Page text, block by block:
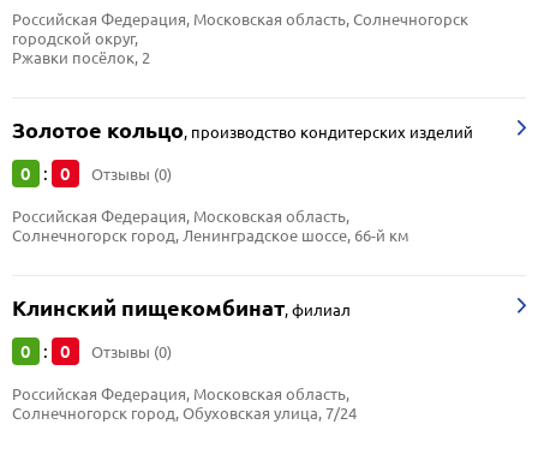
Российская Федерация, Московская область, Солнечногорск
городской округ,
Ржавки посёлок, 2
Золотое кольцо, производство кондитерских изделий
0 : 0 Отзывы (0)
Российская Федерация, Московская область,
Солнечногорск город, Ленинградское шоссе, 66-й км
Клинский пищекомбинат,филиал
0 : 0 Отзывы (0)
Российская Федерация, Московская область,
Солнечногорск город, Обуховская улица, 7/24